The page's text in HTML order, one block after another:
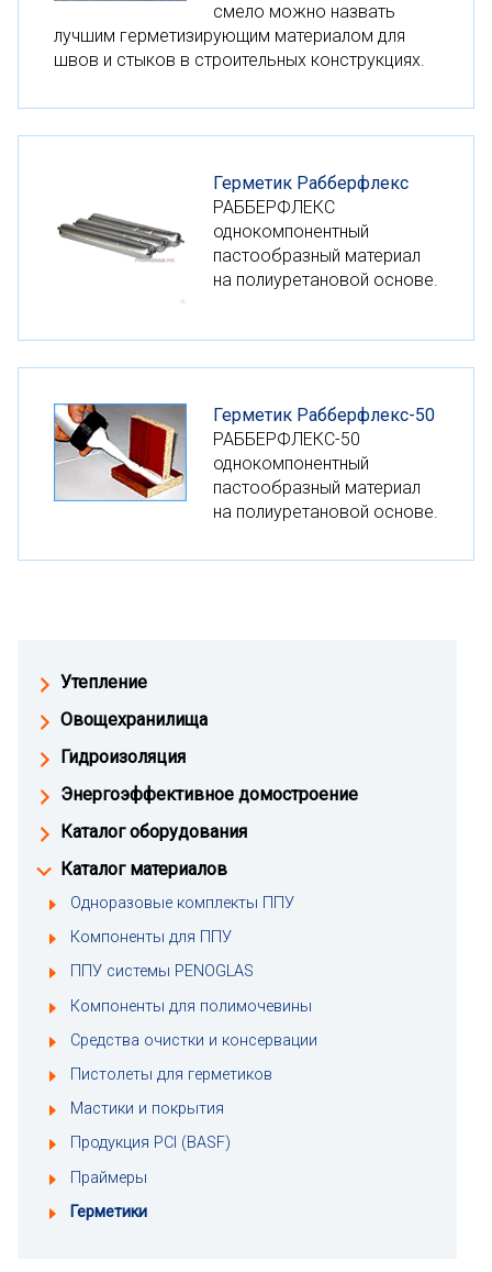
Утепление
Овощехранилища
Гидроизоляция
Энергоэффективное домостроение
Каталог оборудования
Каталог материалов
Одноразовые комплекты ППУ
Компоненты для ППУ
ППУ системы PENOGLAS
Компоненты для полимочевины
Средства очистки и консервации
Пистолеты для герметиков
Мастики и покрытия
Продукция PCI (BASF)
Праймеры
Герметики
смело можно назвать
лучшим герметизирующим материалом для
швов и стыков в строительных конструкциях.
Герметик Рабберфлекс
РАББЕРФЛЕКС
однокомпонентный
пастообразный материал
на полиуретановой основе.
Герметик Рабберфлекс-50
РАББЕРФЛЕКС-50
однокомпонентный
пастообразный материал
на полиуретановой основе.